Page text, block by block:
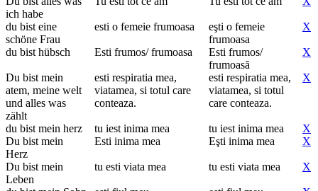
ich habe
du bist eine
schöne Frau
esti o femeie frumoasa
eşti o femeie
frumoasa
X
du bist hübsch Esti frumos/ frumoasa
Esti frumos/
frumoasă
X
Du bist mein
atem, meine welt
und alles was
zählt
esti respiratia mea,
viatamea, si totul care
conteaza.
esti respiratia mea,
viatamea, si totul
care conteaza.
X
du bist mein herz tu iest inima mea tu iest inima mea
X
Du bist mein
Herz
Esti inima mea Eşti inima mea X
Du bist mein
Leben
tu esti viata mea tu esti viata mea X